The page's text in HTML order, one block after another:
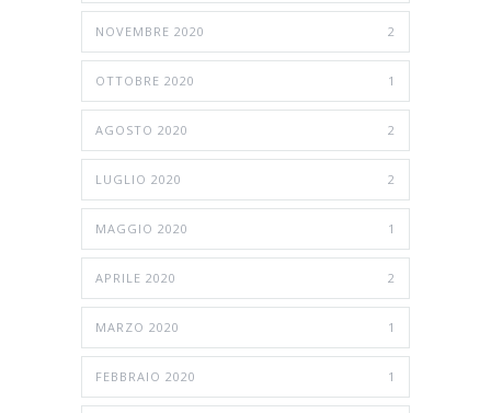
NOVEMBRE 2020 2
OTTOBRE 2020 1
AGOSTO 2020 2
LUGLIO 2020 2
MAGGIO 2020 1
APRILE 2020 2
MARZO 2020 1
FEBBRAIO 2020 1